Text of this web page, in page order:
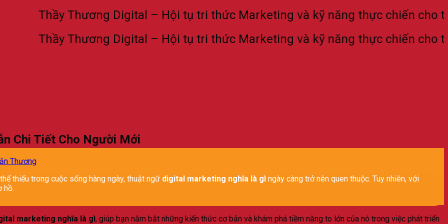
Thầy Thương Digital – Hội tụ tri thức Marketing và kỹ năng thực chiến cho thế hệ
Thầy Thương Digital – Hội tụ tri thức Marketing và kỹ năng thực chiến cho thế hệ
Chi Tiết Cho Người Mới
Thương
thiếu trong cuộc sống hàng ngày, thuật ngữ digital marketing nghĩa là gì ngày càng trở nên quen thuộc. Tuy nhiên, với
hồ.
marketing nghĩa là gì, giúp bạn nắm bắt những kiến thức cơ bản và khám phá tiềm năng to lớn của nó trong việc phát triển